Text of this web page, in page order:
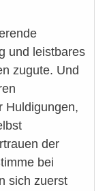
und leistbares
zugute. Und
Huldigungen,
der
bei
sich zuerst